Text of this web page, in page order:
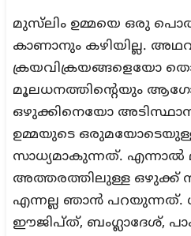
മുസ്‌ലിം ഉമ്മയെ ഒരു പൊതു
കാണാനും കഴിയില്ല.
ക്രയവിക്രയങ്ങളെയോ
മൂലധനത്തിന്റെയും
ഒഴുക്കിനെയോ
ഉമ്മയുടെ
സാധ്യമാകുന്നത്. എന്നാല്‍
അത്തരത്തിലുള്ള ഒഴുക്ക്
എന്നല്ല ഞാന്‍ പറയുന്നത്.
ഈജിപ്ത്, ബംഗ്ലാദേശ്,